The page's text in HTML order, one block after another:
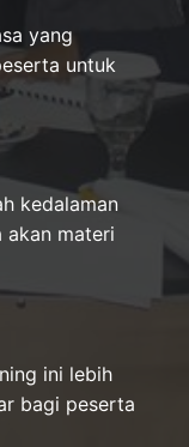
yang
untuk
kedalaman
akan materi
ini lebih
bagi peserta